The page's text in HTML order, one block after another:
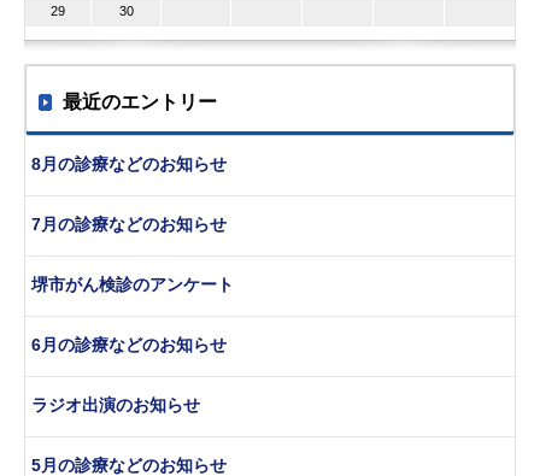
29 30
最近のエントリー
8月の診療などのお知らせ
7月の診療などのお知らせ
堺市がん検診のアンケート
6月の診療などのお知らせ
ラジオ出演のお知らせ
5月の診療などのお知らせ